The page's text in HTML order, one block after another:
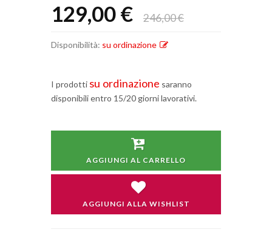
129,00 € 246,00 €
Disponibilità: su ordinazione
I prodotti su ordinazione saranno
disponibili entro 15/20 giorni lavorativi.
AGGIUNGI AL CARRELLO
AGGIUNGI ALLA WISHLIST